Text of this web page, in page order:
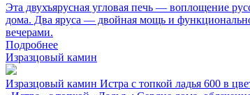
Эта двухъярусная угловая печь — воплощение
дома. Два яруса — двойная мощь и
вечерами.
Подробнее
Изразцовый камин
Изразцовый камин Истра с топкой ладья 600 в